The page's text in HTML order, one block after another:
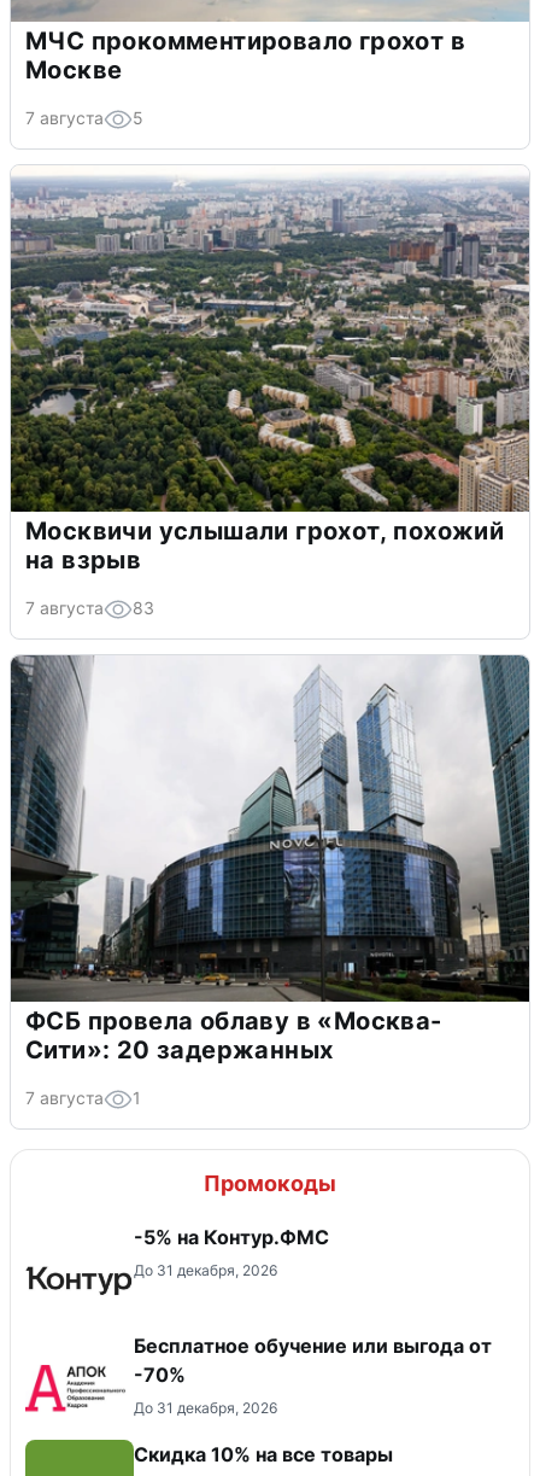
МЧС прокомментировало грохот в
Москве
7 августа 5
Москвичи услышали грохот, похожий
на взрыв
7 августа 83
ФСБ провела облаву в «Москва-
Сити»: 20 задержанных
7 августа 1
Промокоды
-5% на Контур.ФМС
До 31 декабря, 2026
Бесплатное обучение или выгода от
-70%
До 31 декабря, 2026
Скидка 10% на все товары